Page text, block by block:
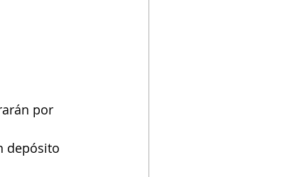
por
depósito